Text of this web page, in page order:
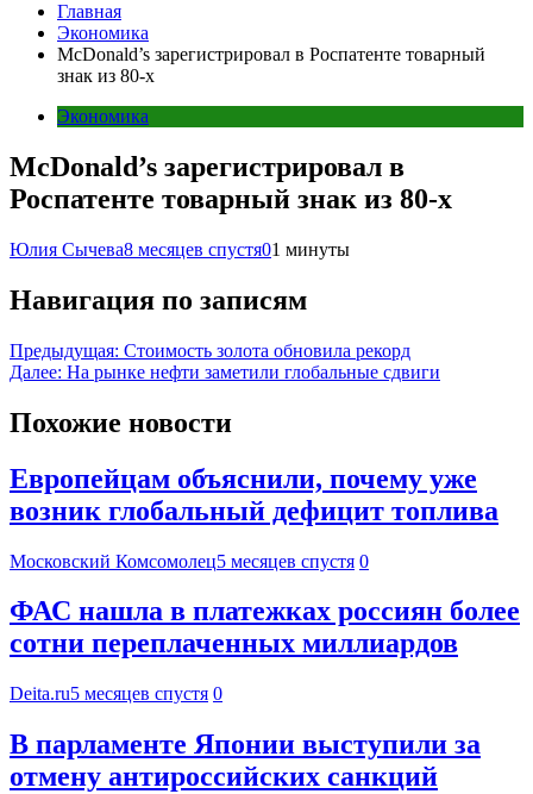
Главная
Экономика
McDonald’s зарегистрировал в Роспатенте товарный
знак из 80-х
Экономика
McDonald’s зарегистрировал в
Роспатенте товарный знак из 80-х
Юлия Сычева8 месяцев спустя01 минуты
Навигация по записям
Предыдущая: Стоимость золота обновила рекорд
Далее: На рынке нефти заметили глобальные сдвиги
Похожие новости
Европейцам объяснили, почему уже
возник глобальный дефицит топлива
Московский Комсомолец5 месяцев спустя 0
ФАС нашла в платежках россиян более
сотни переплаченных миллиардов
Deita.ru5 месяцев спустя 0
В парламенте Японии выступили за
отмену антироссийских санкций